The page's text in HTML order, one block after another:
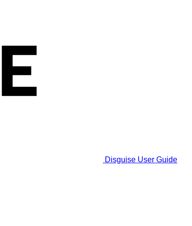
Disguise User Guide